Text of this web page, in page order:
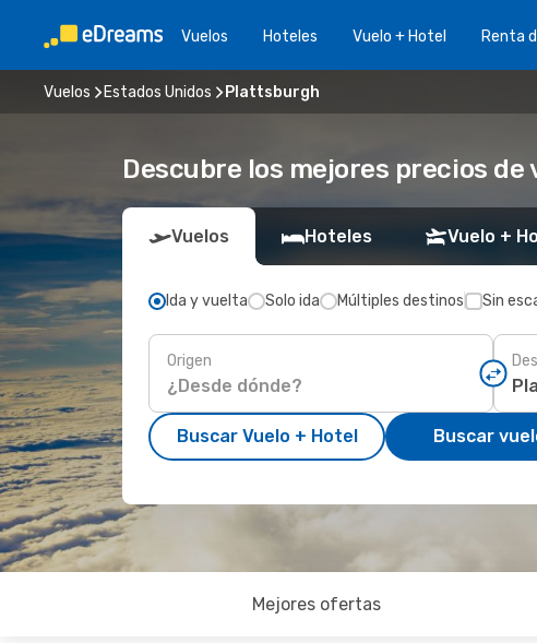
Vuelos Hoteles Vuelo + Hotel Renta
Vuelos Estados Unidos Plattsburgh
Descubre los mejores precios
Vuelos Hoteles Vuelo +
Ida y vuelta Solo ida Múltiples destinos Sin
Origen
Buscar Vuelo + Hotel Buscar
Mejores ofertas